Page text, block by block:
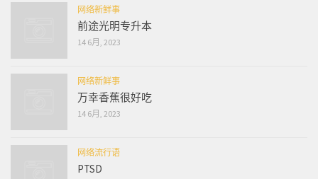
网络新鲜事
前途光明专升本
14 6月, 2023
网络新鲜事
万幸香蕉很好吃
14 6月, 2023
网络流行语
PTSD